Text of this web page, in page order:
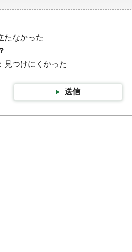
たなかった
見つけにくかった
送信